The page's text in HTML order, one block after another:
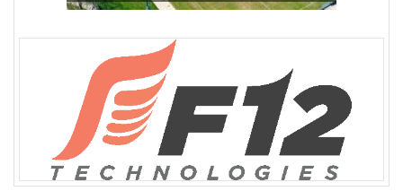
വെടിവെപ്പ്, 9 പേർക്ക് പരിക്ക്